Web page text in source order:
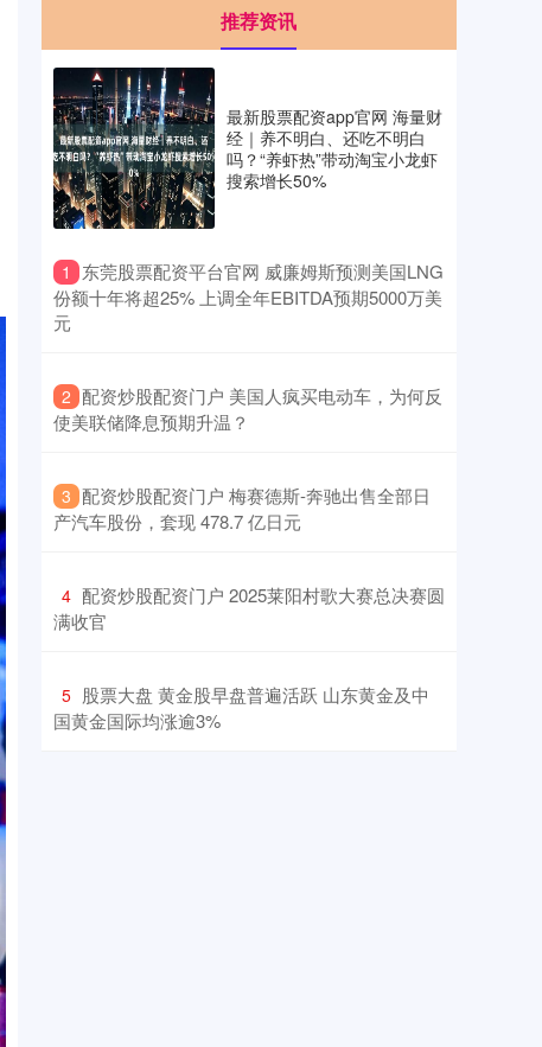
推荐资讯
最新股票配资app官网 海量财
经｜养不明白、还吃不明白
吗？“养虾热”带动淘宝小龙虾
搜索增长50%
1
​东莞股票配资平台官网 威廉姆斯预测美国LNG
份额十年将超25% 上调全年EBITDA预期5000万美
元
2 ​配资炒股配资门户 美国人疯买电动车，为何反
使美联储降息预期升温？
3 ​配资炒股配资门户 梅赛德斯-奔驰出售全部日
产汽车股份，套现 478.7 亿日元
4 ​配资炒股配资门户 2025莱阳村歌大赛总决赛圆
满收官
5 ​股票大盘 黄金股早盘普遍活跃 山东黄金及中
国黄金国际均涨逾3%